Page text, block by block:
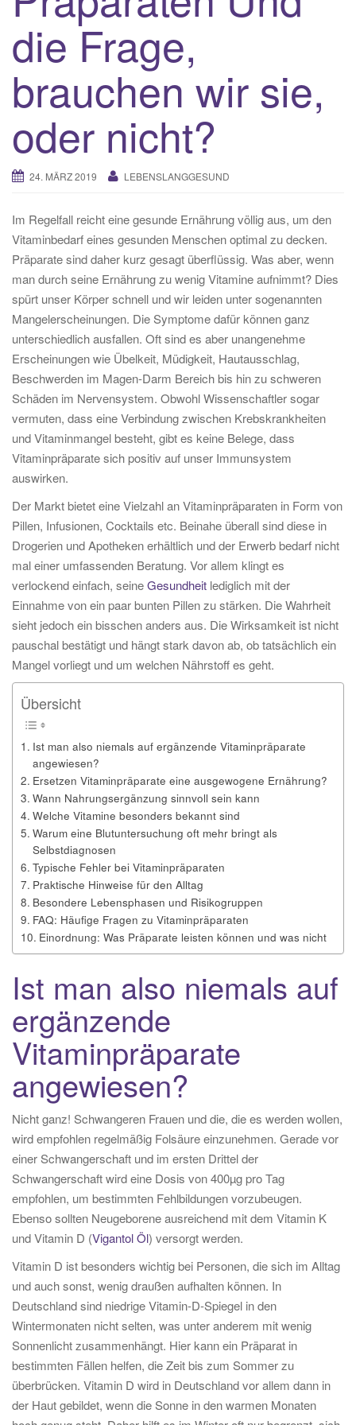
die Frage,
brauchen wir sie,
oder nicht?
24. MÄRZ 2019 LEBENSLANGGESUND
Im Regelfall reicht eine gesunde Ernährung völlig aus, um den
Vitaminbedarf eines gesunden Menschen optimal zu decken.
Präparate sind daher kurz gesagt überflüssig. Was aber, wenn
man durch seine Ernährung zu wenig Vitamine aufnimmt? Dies
spürt unser Körper schnell und wir leiden unter sogenannten
Mangelerscheinungen. Die Symptome dafür können ganz
unterschiedlich ausfallen. Oft sind es aber unangenehme
Erscheinungen wie Übelkeit, Müdigkeit, Hautausschlag,
Beschwerden im Magen-Darm Bereich bis hin zu schweren
Schäden im Nervensystem. Obwohl Wissenschaftler sogar
vermuten, dass eine Verbindung zwischen Krebskrankheiten
und Vitaminmangel besteht, gibt es keine Belege, dass
Vitaminpräparate sich positiv auf unser Immunsystem
auswirken.
Der Markt bietet eine Vielzahl an Vitaminpräparaten in Form von
Pillen, Infusionen, Cocktails etc. Beinahe überall sind diese in
Drogerien und Apotheken erhältlich und der Erwerb bedarf nicht
mal einer umfassenden Beratung. Vor allem klingt es
verlockend einfach, seineGesundheit lediglich mit der
Einnahme von ein paar bunten Pillen zu stärken. Die Wahrheit
sieht jedoch ein bisschen anders aus. Die Wirksamkeit ist nicht
pauschal bestätigt und hängt stark davon ab, ob tatsächlich ein
Mangel vorliegt und um welchen Nährstoff es geht.
Übersicht
Ist man also niemals auf ergänzende Vitaminpräparate
angewiesen?
Ersetzen Vitaminpräparate eine ausgewogene Ernährung?
Wann Nahrungsergänzung sinnvoll sein kann
Welche Vitamine besonders bekannt sind
Warum eine Blutuntersuchung oft mehr bringt als
Selbstdiagnosen
Typische Fehler bei Vitaminpräparaten
Praktische Hinweise für den Alltag
Besondere Lebensphasen und Risikogruppen
FAQ: Häufige Fragen zu Vitaminpräparaten
Einordnung: Was Präparate leisten können und was nicht
Ist man also niemals auf
ergänzende
Vitaminpräparate
angewiesen?
Nicht ganz! Schwangeren Frauen und die, die es werden wollen,
wird empfohlen regelmäßig Folsäure einzunehmen. Gerade vor
einer Schwangerschaft und im ersten Drittel der
Schwangerschaft wird eine Dosis von 400µg pro Tag
empfohlen, um bestimmten Fehlbildungen vorzubeugen.
Ebenso sollten Neugeborene ausreichend mit dem Vitamin K
und Vitamin D (Vigantol Öl) versorgt werden.
Vitamin D ist besonders wichtig bei Personen, die sich im Alltag
und auch sonst, wenig draußen aufhalten können. In
Deutschland sind niedrige Vitamin-D-Spiegel in den
Wintermonaten nicht selten, was unter anderem mit wenig
Sonnenlicht zusammenhängt. Hier kann ein Präparat in
bestimmten Fällen helfen, die Zeit bis zum Sommer zu
überbrücken. Vitamin D wird in Deutschland vor allem dann in
der Haut gebildet, wenn die Sonne in den warmen Monaten